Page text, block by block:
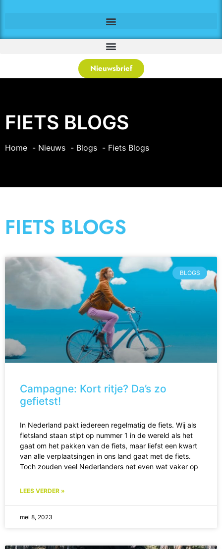
Nieuwsbrief
FIETS BLOGS
Home Nieuws Blogs Fiets Blogs
FIETS BLOGS
BLOGS
Campagne: Kort ritje? Da’s zo
gefietst!
In Nederland pakt iedereen regelmatig de fiets. Wij als
fietsland staan stipt op nummer 1 in de wereld als het
gaat om het pakken van de fiets, maar liefst een kwart
van alle verplaatsingen in ons land gaat met de fiets.
Toch zouden veel Nederlanders net even wat vaker op
LEES VERDER »
mei 8, 2023